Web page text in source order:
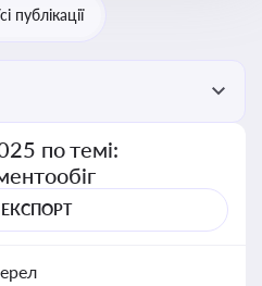
публікації
по темі:
ЕКСПОРТ